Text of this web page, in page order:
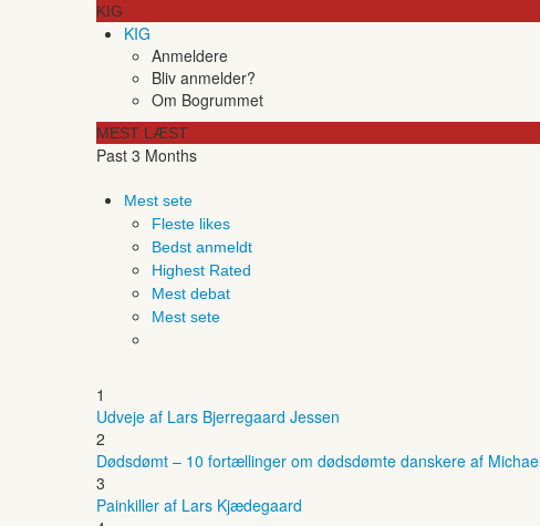
KIG
KIG
Anmeldere
Bliv anmelder?
Om Bogrummet
MEST LÆST
Past 3 Months
Mest sete
Fleste likes
Bedst anmeldt
Highest Rated
Mest debat
Mest sete
1
Udveje af Lars Bjerregaard Jessen
2
Dødsdømt – 10 fortællinger om dødsdømte danskere af
3
Painkiller af Lars Kjædegaard